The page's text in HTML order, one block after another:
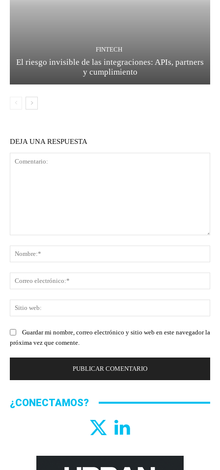
FINTECH
El riesgo invisible de las integraciones: APIs, partners
y cumplimiento
DEJA UNA RESPUESTA
Guardar mi nombre, correo electrónico y sitio web en este navegador la
próxima vez que comente.
¿CONECTAMOS?